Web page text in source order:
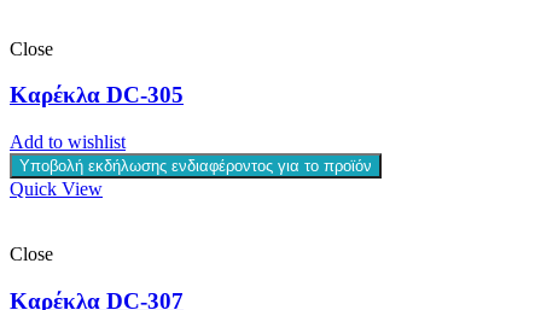
Close
Καρέκλα DC-305
Add to wishlist
Υποβολή εκδήλωσης ενδιαφέροντος για το προϊόν
Quick View
Close
Καρέκλα DC-307